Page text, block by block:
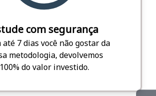
com segurança
até 7 dias você não gostar da
metodologia, devolvemos
100% do valor investido.